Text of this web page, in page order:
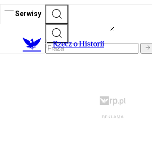
Serwisy
Rzecz o Historii